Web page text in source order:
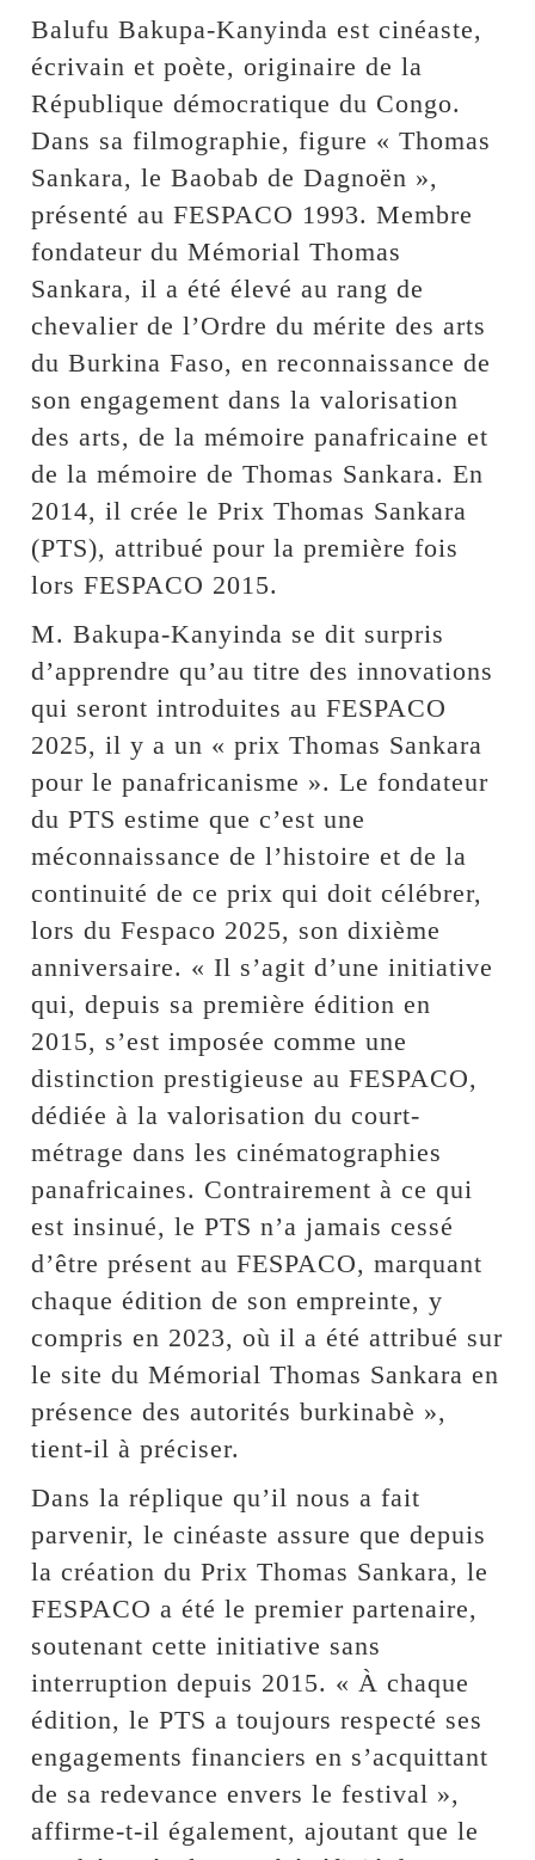
Balufu Bakupa-Kanyinda est cinéaste,
écrivain et poète, originaire de la
République démocratique du Congo.
Dans sa filmographie, figure « Thomas
Sankara, le Baobab de Dagnoën »,
présenté au FESPACO 1993. Membre
fondateur du Mémorial Thomas
Sankara, il a été élevé au rang de
chevalier de l’Ordre du mérite des arts
du Burkina Faso, en reconnaissance de
son engagement dans la valorisation
des arts, de la mémoire panafricaine et
de la mémoire de Thomas Sankara. En
2014, il crée le Prix Thomas Sankara
(PTS), attribué pour la première fois
lors FESPACO 2015.
M. Bakupa-Kanyinda se dit surpris
d’apprendre qu’au titre des innovations
qui seront introduites au FESPACO
2025, il y a un « prix Thomas Sankara
pour le panafricanisme ». Le fondateur
du PTS estime que c’est une
méconnaissance de l’histoire et de la
continuité de ce prix qui doit célébrer,
lors du Fespaco 2025, son dixième
anniversaire. « Il s’agit d’une initiative
qui, depuis sa première édition en
2015, s’est imposée comme une
distinction prestigieuse au FESPACO,
dédiée à la valorisation du court-
métrage dans les cinématographies
panafricaines. Contrairement à ce qui
est insinué, le PTS n’a jamais cessé
d’être présent au FESPACO, marquant
chaque édition de son empreinte, y
compris en 2023, où il a été attribué sur
le site du Mémorial Thomas Sankara en
présence des autorités burkinabè »,
tient-il à préciser.
Dans la réplique qu’il nous a fait
parvenir, le cinéaste assure que depuis
la création du Prix Thomas Sankara, le
FESPACO a été le premier partenaire,
soutenant cette initiative sans
interruption depuis 2015. « À chaque
édition, le PTS a toujours respecté ses
engagements financiers en s’acquittant
de sa redevance envers le festival »,
affirme-t-il également, ajoutant que le